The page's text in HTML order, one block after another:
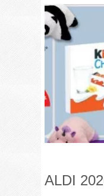
ALDI